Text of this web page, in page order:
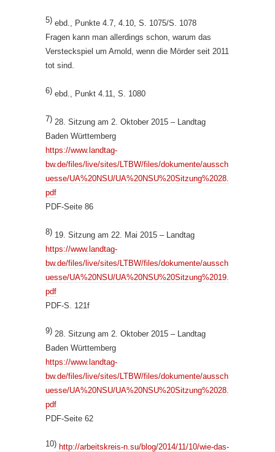
5) ebd., Punkte 4.7, 4.10, S. 1075/S. 1078
Fragen kann man allerdings schon, warum das
Versteckspiel um Arnold, wenn die Mörder seit 2011
tot sind.
6) ebd., Punkt 4.11, S. 1080
7) 28. Sitzung am 2. Oktober 2015 – Landtag
Baden Württemberg
https://www.landtag-
bw.de/files/live/sites/LTBW/files/dokumente/aussch
uesse/UA%20NSU/UA%20NSU%20Sitzung%2028.
pdf
PDF-Seite 86
8) 19. Sitzung am 22. Mai 2015 – Landtag
https://www.landtag-
bw.de/files/live/sites/LTBW/files/dokumente/aussch
uesse/UA%20NSU/UA%20NSU%20Sitzung%2019.
pdf
PDF-S. 121f
9) 28. Sitzung am 2. Oktober 2015 – Landtag
Baden Württemberg
https://www.landtag-
bw.de/files/live/sites/LTBW/files/dokumente/aussch
uesse/UA%20NSU/UA%20NSU%20Sitzung%2028.
pdf
PDF-Seite 62
10) http://arbeitskreis-n.su/blog/2014/11/10/wie-das-